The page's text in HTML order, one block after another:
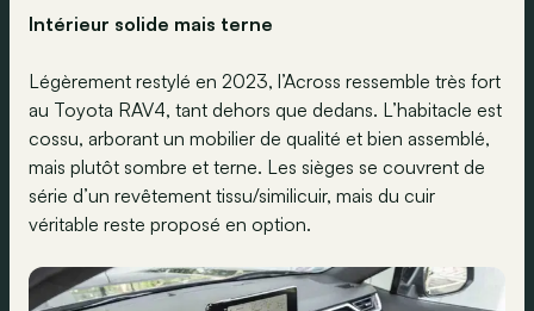
Intérieur solide mais terne
Légèrement restylé en 2023, l’Across ressemble très fort
au Toyota RAV4, tant dehors que dedans. L’habitacle est
cossu, arborant un mobilier de qualité et bien assemblé,
mais plutôt sombre et terne. Les sièges se couvrent de
série d’un revêtement tissu/similicuir, mais du cuir
véritable reste proposé en option.